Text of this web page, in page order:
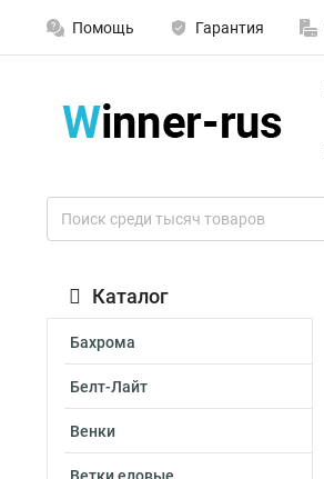
Помощь Гарантия
Каталог
Бахрома
Белт-Лайт
Венки